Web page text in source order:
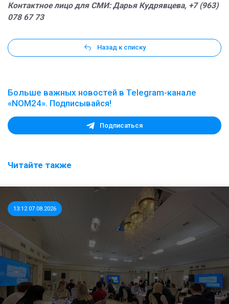
Контактное лицо для СМИ: Дарья Кудрявцева, +7 (963)
078 67 73
Назад к списку
Больше важных новостей в Telegram-канале
«NOM24». Подписывайся!
Подписаться
Читайте также
13:12 07.08.2026